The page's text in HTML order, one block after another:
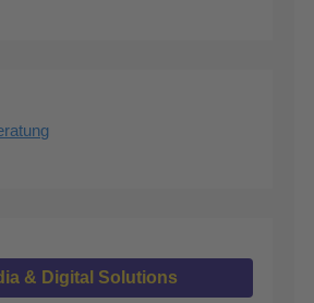
& Digital Solutions